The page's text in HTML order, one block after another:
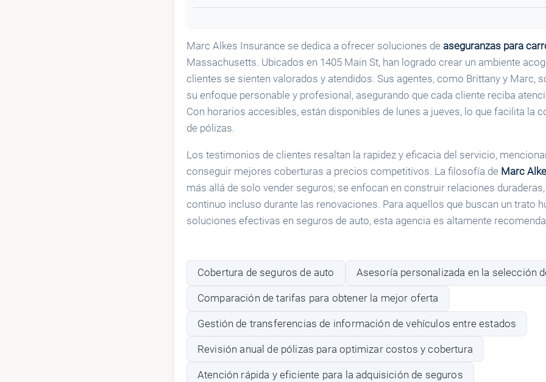
Marc Alkes Insurance se dedica a ofrecer soluciones de aseguranzas para
Massachusetts. Ubicados en 1405 Main St, han logrado crear un ambiente
clientes se sienten valorados y atendidos. Sus agentes, como Brittany y Marc,
su enfoque personable y profesional, asegurando que cada cliente reciba
Con horarios accesibles, están disponibles de lunes a jueves, lo que facilita la
de pólizas.
Los testimonios de clientes resaltan la rapidez y eficacia del servicio,
conseguir mejores coberturas a precios competitivos. La filosofía de Marc
más allá de solo vender seguros; se enfocan en construir relaciones
continuo incluso durante las renovaciones. Para aquellos que buscan un trato
soluciones efectivas en seguros de auto, esta agencia es altamente
Cobertura de seguros de auto Asesoría personalizada en la selección
Comparación de tarifas para obtener la mejor oferta
Gestión de transferencias de información de vehículos entre estados
Revisión anual de pólizas para optimizar costos y cobertura
Atención rápida y eficiente para la adquisición de seguros